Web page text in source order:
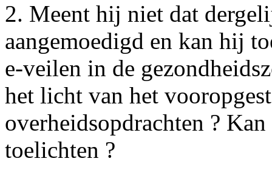
2. Meent hij niet dat
aangemoedigd en kan hij
e-veilen in de
het licht van het
overheidsopdrachten ?
toelichten ?